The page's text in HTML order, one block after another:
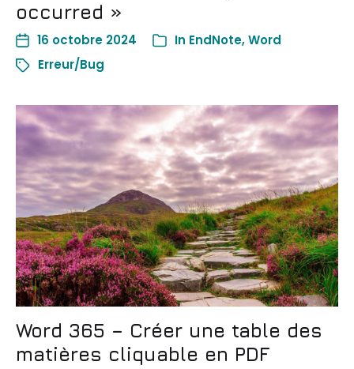
occurred »
16 octobre 2024 In EndNote,Word
Erreur/Bug
Word 365 – Créer une table des
matières cliquable en PDF